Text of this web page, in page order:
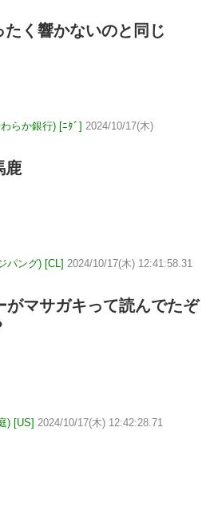
たく響かないのと同じ
らか銀行) [ﾆﾀﾞ] 2024/10/17(木)
鹿
パング) [CL] 2024/10/17(木) 12:41:58.31
がマサガキって読んでたぞ
) [US] 2024/10/17(木) 12:42:28.71